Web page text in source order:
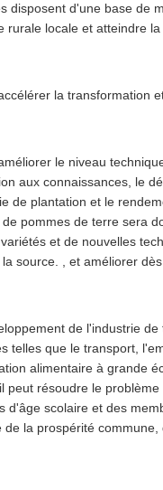
disposent d'une base de
rurale locale et atteindre
la transformation
le niveau
aux connaissances, le
de plantation et le
de pommes de terre sera
et de nouvelles
source. , et améliorer
de l'industrie
telles que le transport,
alimentaire à grande
peut résoudre le
d'âge scolaire et des
de la prospérité